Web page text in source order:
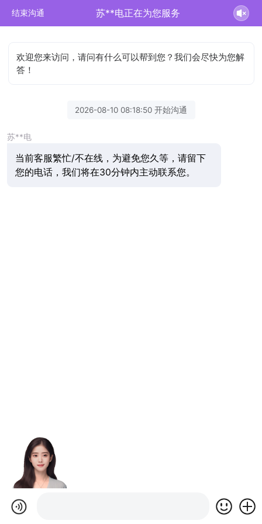
结束沟通 苏**电正在为您服务
欢迎您来访问，请问有什么可以帮到您？我们会尽快为您解
答！
2026-08-10 08:18:50 开始沟通
苏**电
当前客服繁忙/不在线，为避免您久等，请留下
您的电话，我们将在30分钟内主动联系您。